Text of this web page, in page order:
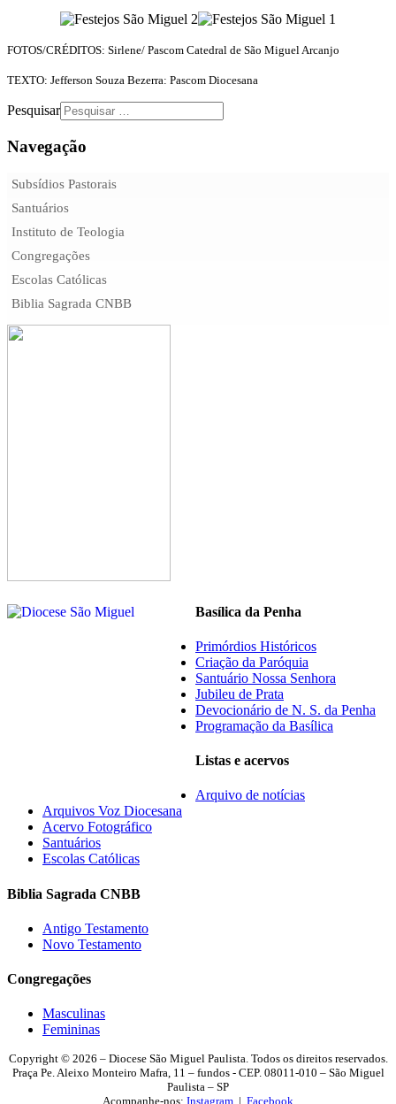
FOTOS/CRÉDITOS: Sirlene/ Pascom Catedral de São Miguel Arcanjo
TEXTO: Jefferson Souza Bezerra: Pascom Diocesana
Pesquisar
Navegação
Subsídios Pastorais
Santuários
Instituto de Teologia
Congregações
Escolas Católicas
Biblia Sagrada CNBB
Basílica da Penha
Primórdios Históricos
Criação da Paróquia
Santuário Nossa Senhora
Jubileu de Prata
Devocionário de N. S. da Penha
Programação da Basílica
Listas e acervos
Arquivo de notícias
Arquivos Voz Diocesana
Acervo Fotográfico
Santuários
Escolas Católicas
Biblia Sagrada CNBB
Antigo Testamento
Novo Testamento
Congregações
Masculinas
Femininas
Copyright © 2026 – Diocese São Miguel Paulista. Todos os direitos reservados.
Praça Pe. Aleixo Monteiro Mafra, 11 – fundos - CEP. 08011-010 – São Miguel
Paulista – SP
Acompanhe-nos: Instagram | Facebook